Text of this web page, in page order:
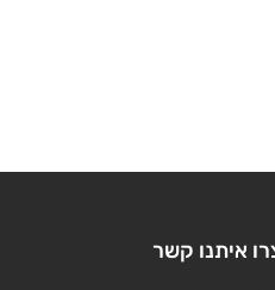
איתנו קשר